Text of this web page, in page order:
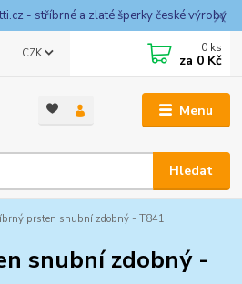
- stříbrné a zlaté šperky české výroby
Menu
CZK
Hledat
0 ks
za 0 Kč
prsten snubní zdobný - T841
snubní zdobný -